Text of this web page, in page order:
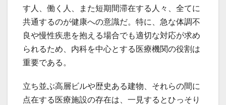
す人、働く人、また短期間滞在する人々、全てに
共通するのが健康への意識だ。特に、急な体調不
良や慢性疾患を抱える場合でも適切な対応が求め
られるため、内科を中心とする医療機関の役割は
重要である。
立ち並ぶ高層ビルや歴史ある建物、それらの間に
点在する医療施設の存在は、一見するとひっそり